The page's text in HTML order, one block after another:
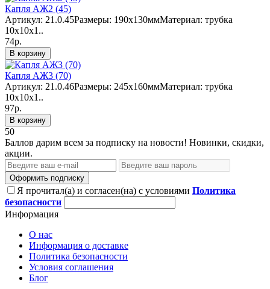
Капля АЖ2 (45)
Артикул: 21.0.45Размеры: 190х130ммМатериал: трубка
10х10х1..
74р.
В корзину
Капля АЖ3 (70)
Артикул: 21.0.46Размеры: 245х160ммМатериал: трубка
10х10х1..
97р.
В корзину
50
Баллов дарим всем за подписку на новости! Новинки, скидки,
акции.
Оформить подписку
Я прочитал(а) и согласен(на) с условиями Политика
безопасности
Информация
О нас
Информация о доставке
Политика безопасности
Условия соглашения
Блог